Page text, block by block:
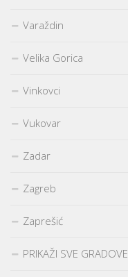
Varaždin
Velika Gorica
Vinkovci
Vukovar
Zadar
Zagreb
Zaprešić
PRIKAŽI SVE GRADOVE